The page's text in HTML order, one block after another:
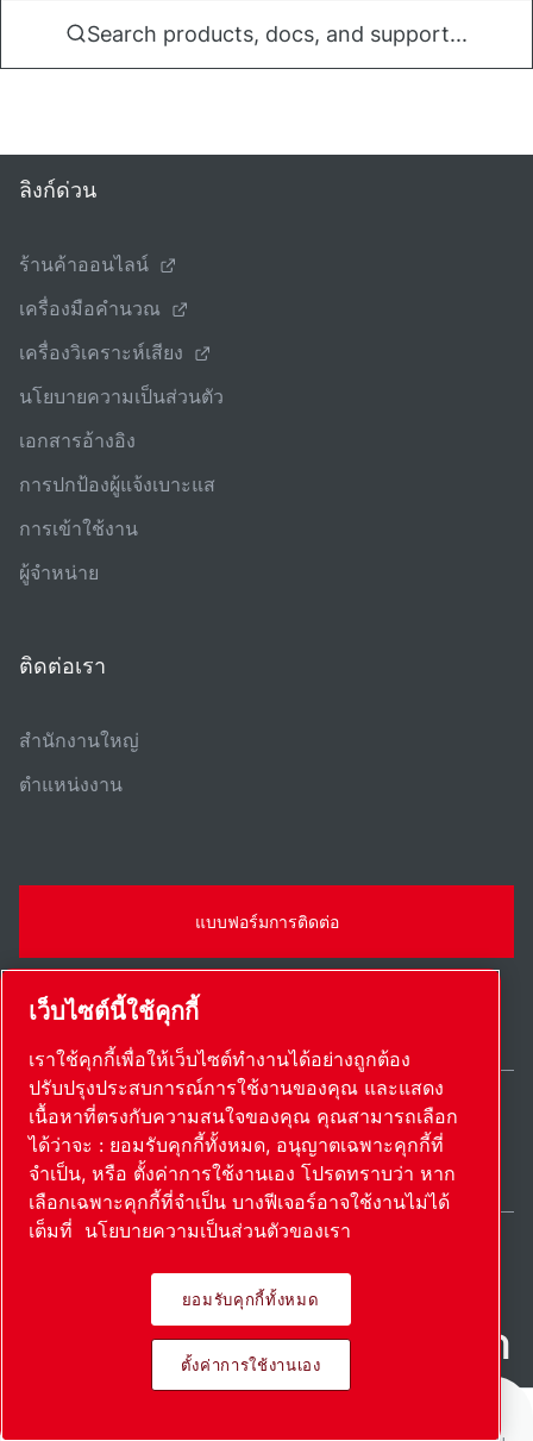
Search products, docs, and support...
ลิงก์ด่วน
ร้านค้าออนไลน์
เครื่องมือคํานวณ
เครื่องวิเคราะห์เสียง
นโยบายความเป็นส่วนตัว
เอกสารอ้างอิง
การปกป้องผู้แจ้งเบาะแส
การเข้าใช้งาน
ผู้จําหน่าย
ติดต่อเรา
สํานักงานใหญ่
ตําแหน่งงาน
แบบฟอร์มการติดต่อ
แผนผังเว็บไซต์ตั้งค่าการใช้งานเอง © 2026 ลิขสิทธิ์
Thailand / TH
ผลิตภัณฑ์ที่เป็นนวัตกรรม นํา
ไปใช้อย่างหลงใหล
เว็บไซต์นี้ใช้คุกกี้
เราใช้คุกกี้เพื่อให้เว็บไซต์ทำงานได้อย่างถูกต้อง
ปรับปรุงประสบการณ์การใช้งานของคุณ และแสดง
เนื้อหาที่ตรงกับความสนใจของคุณ คุณสามารถเลือก
ได้ว่าจะ : ยอมรับคุกกี้ทั้งหมด, อนุญาตเฉพาะคุกกี้ที่
จำเป็น, หรือ ตั้งค่าการใช้งานเอง โปรดทราบว่า หาก
เลือกเฉพาะคุกกี้ที่จำเป็น บางฟีเจอร์อาจใช้งานไม่ได้
เต็มที่ นโยบายความเป็นส่วนตัวของเรา
ยอมรับคุกกี้ทั้งหมด
ตั้งค่าการใช้งานเอง